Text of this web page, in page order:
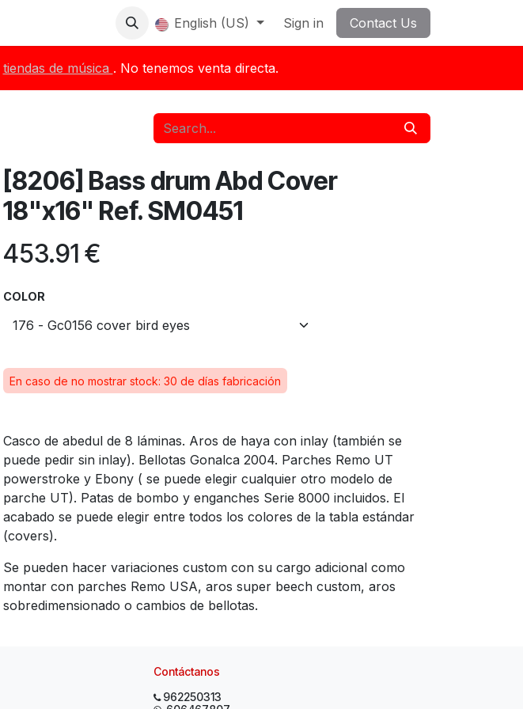
English (US) Sign in Contact Us
tiendas de música . No tenemos venta directa.
[8206] Bass drum Abd Cover
18"x16" Ref. SM0451
453.91 €
COLOR
En caso de no mostrar stock: 30 de días fabricación
Casco de abedul de 8 láminas. Aros de haya con inlay (también se
puede pedir sin inlay). Bellotas Gonalca 2004. Parches Remo UT
powerstroke y Ebony ( se puede elegir cualquier otro modelo de
parche UT). Patas de bombo y enganches Serie 8000 incluidos. El
acabado se puede elegir entre todos los colores de la tabla estándar
(covers).
Se pueden hacer variaciones custom con su cargo adicional como
montar con parches Remo USA, aros super beech custom, aros
sobredimensionado o cambios de bellotas.
Contáctanos
962250313